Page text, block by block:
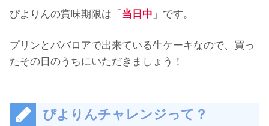
ぴよりんの賞味期限は「 当日中 」です。
プリンとババロアで出来ている生ケーキなので、買っ
たその日のうちにいただきましょう！
ぴよりんチャレンジって？